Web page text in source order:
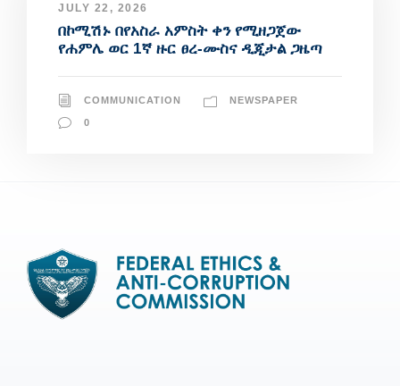
JULY 22, 2026
በኮሚሽኑ በየአስራ አምስት ቀን የሚዘጋጀው
የሐምሌ ወር 1ኛ ዙር ፀረ-ሙስና ዲጂታል ጋዜጣ
COMMUNICATION NEWSPAPER
0